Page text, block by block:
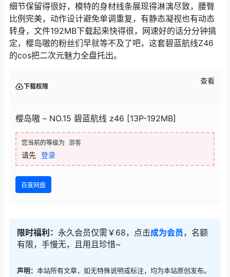
细节保留得很好，模特的身材线条展现得淋漓尽致，腰臀
比例完美，动作设计避免单调重复，有静态凝视也有动态
转身，文件192MB下载起来快得很，网速好的话分分钟搞
定，樱岛嗷的粉丝们早就等不及了吧，这套碧蓝航线Z46
的cos把二次元魅力全盘托出。
下载权限
查看
樱岛嗷 – NO.15 碧蓝航线 z46 [13P-192MB]
您当前的等级为 游客
请先 登录
百度网盘
限时福利： 永久会员仅需￥68，点击成为会员，名额
有限，手慢无，且用且珍惜~
声明： 本站所有文章，如无特殊说明或标注，均为本站原创发布。